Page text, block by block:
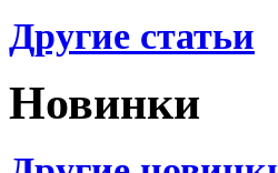
Другие статьи
Новинки